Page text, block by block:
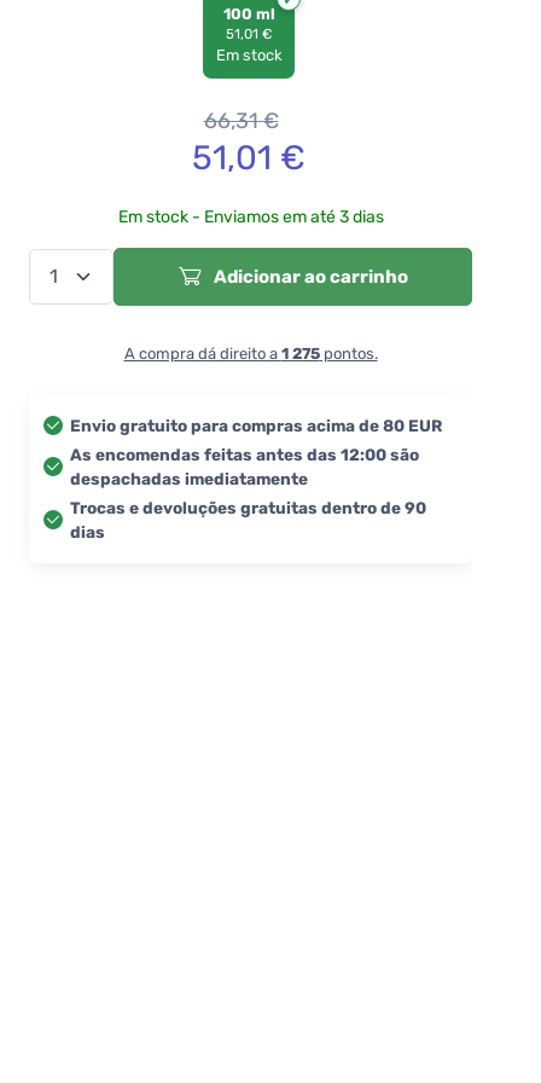
100 ml
51,01 €
Em stock
66,31€
51,01 €
Em stock - Enviamos em até 3 dias
Adicionar ao carrinho
A compra dá direito a 1 275pontos.
Envio gratuito para compras acima de 80 EUR
As encomendas feitas antes das 12:00 são
despachadas imediatamente
Trocas e devoluções gratuitas dentro de 90
dias